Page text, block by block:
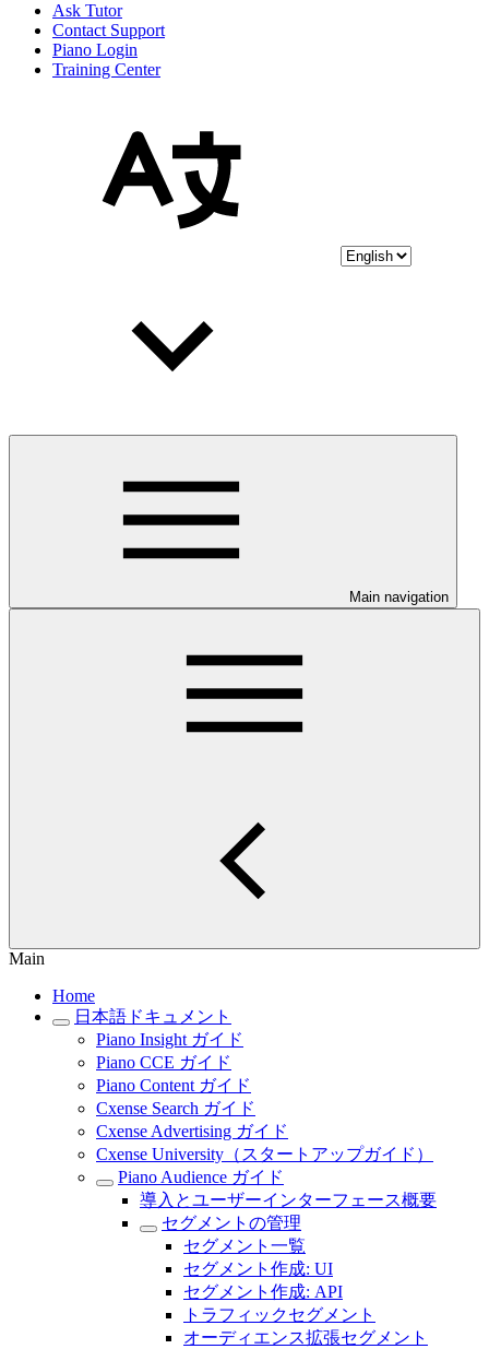
Ask Tutor
Contact Support
Piano Login
Training Center
Main navigation
Main
Home
日本語ドキュメント
Piano Insight ガイド
Piano CCE ガイド
Piano Content ガイド
Cxense Search ガイド
Cxense Advertising ガイド
Cxense University（スタートアップガイド）
Piano Audience ガイド
導入とユーザーインターフェース概要
セグメントの管理
セグメント一覧
セグメント作成: UI
セグメント作成: API
トラフィックセグメント
オーディエンス拡張セグメント